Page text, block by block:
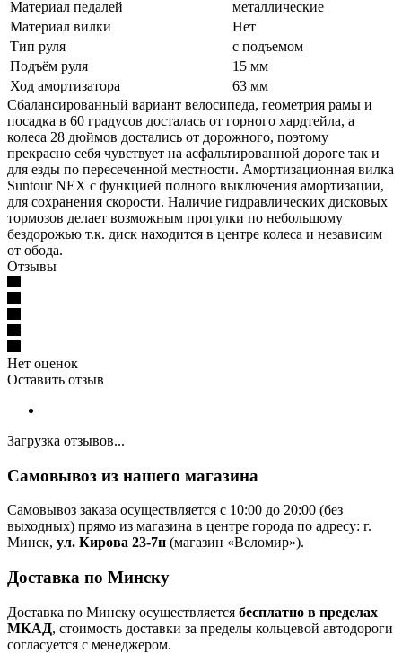
Материал педалей
металлические
Материал вилки
Нет
Тип руля
с подъемом
Подъём руля
15 мм
Ход амортизатора
63 мм
Сбалансированный вариант велосипеда, геометрия рамы и
посадка в 60 градусов досталась от горного хардтейла, а
колеса 28 дюймов достались от дорожного, поэтому
прекрасно себя чувствует на асфальтированной дороге так и
для езды по пересеченной местности. Амортизационная вилка
Suntour NEX с функцией полного выключения амортизации,
для сохранения скорости. Наличие гидравлических дисковых
тормозов делает возможным прогулки по небольшому
бездорожью т.к. диск находится в центре колеса и независим
от обода.
Отзывы
Нет оценок
Оставить отзыв
Загрузка отзывов...
Самовывоз из нашего магазина
Самовывоз заказа осуществляется с 10:00 до 20:00 (без
выходных) прямо из магазина в центре города по адресу: г.
Минск, ул. Кирова 23-7н (магазин «Веломир»).
Доставка по Минску
Доставка по Минску осуществляется бесплатно в пределах
МКАД, стоимость доставки за пределы кольцевой автодороги
согласуется с менеджером.